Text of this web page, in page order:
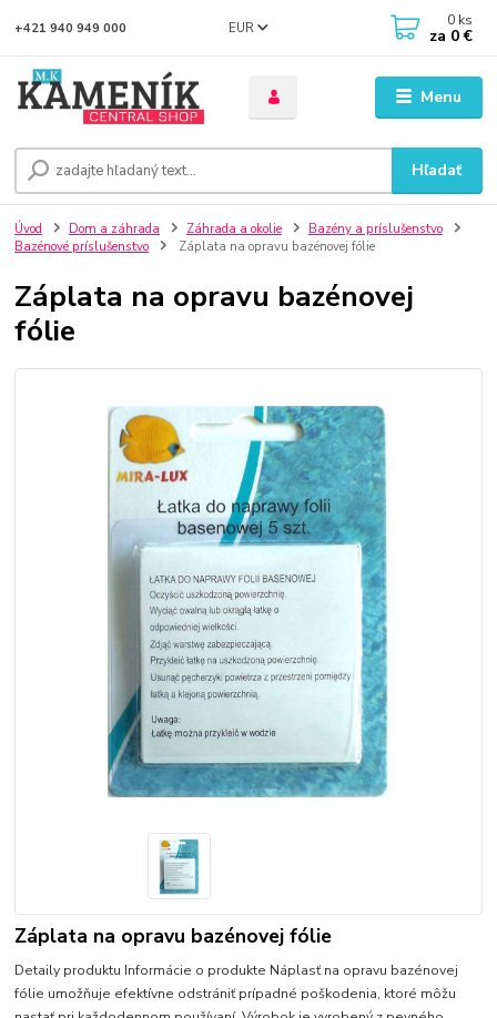
Menu
EUR
Hľadať
+421 940 949 000 0 ks
za 0 €
Úvod Dom a záhrada Záhrada a okolie
Bazény a príslušenstvo
Bazénové príslušenstvo
Záplata na opravu bazénovej fólie
Záplata na opravu bazénovej
fólie
Záplata na opravu bazénovej fólie
Detaily produktu Informácie o produkte Náplasť na opravu bazénovej
fólie umožňuje efektívne odstrániť prípadné poškodenia, ktoré môžu